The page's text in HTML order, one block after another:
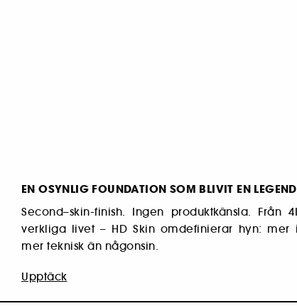
EN OSYNLIG FOUNDATION SOM BLIVIT EN
Second–skin-finish. Ingen produktkänsla. Från
verkliga livet – HD Skin omdefinierar hyn: mer
mer teknisk än någonsin.
Upptäck